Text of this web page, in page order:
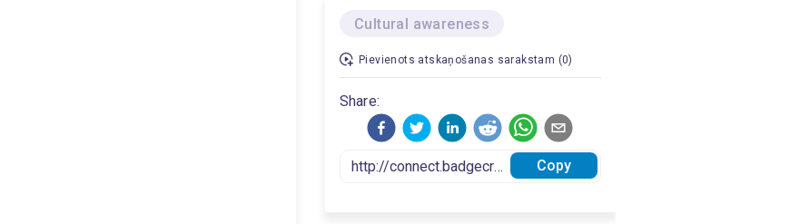
Cultural awareness
Pievienots atskaņošanas sarakstam (0)
Share:
Copy